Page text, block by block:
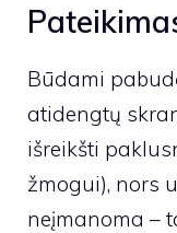
Būdami
atidengtų
išreikšti
žmogui), nors
neįmanoma –